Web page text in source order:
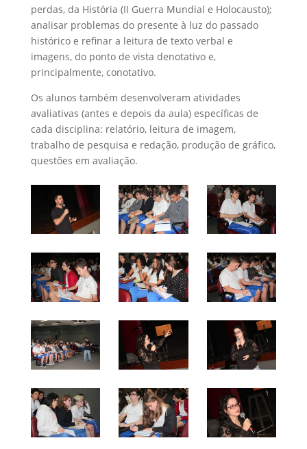
perdas, da História (II Guerra Mundial e Holocausto);
analisar problemas do presente à luz do passado
histórico e refinar a leitura de texto verbal e
imagens, do ponto de vista denotativo e,
principalmente, conotativo.
Os alunos também desenvolveram atividades
avaliativas (antes e depois da aula) específicas de
cada disciplina: relatório, leitura de imagem,
trabalho de pesquisa e redação, produção de gráfico,
questões em avaliação.